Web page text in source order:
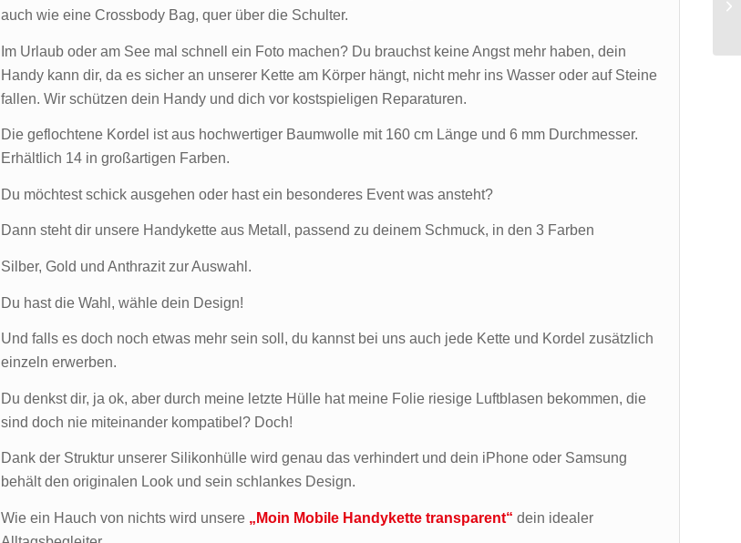
auch wie eine Crossbody Bag, quer über die Schulter.
Im Urlaub oder am See mal schnell ein Foto machen? Du brauchst keine Angst mehr haben, dein
Handy kann dir, da es sicher an unserer Kette am Körper hängt, nicht mehr ins Wasser oder auf Steine
fallen. Wir schützen dein Handy und dich vor kostspieligen Reparaturen.
Die geflochtene Kordel ist aus hochwertiger Baumwolle mit 160 cm Länge und 6 mm Durchmesser.
Erhältlich 14 in großartigen Farben.
Du möchtest schick ausgehen oder hast ein besonderes Event was ansteht?
Dann steht dir unsere Handykette aus Metall, passend zu deinem Schmuck, in den 3 Farben
Silber, Gold und Anthrazit zur Auswahl.
Du hast die Wahl, wähle dein Design!
Und falls es doch noch etwas mehr sein soll, du kannst bei uns auch jede Kette und Kordel zusätzlich
einzeln erwerben.
Du denkst dir, ja ok, aber durch meine letzte Hülle hat meine Folie riesige Luftblasen bekommen, die
sind doch nie miteinander kompatibel? Doch!
Dank der Struktur unserer Silikonhülle wird genau das verhindert und dein iPhone oder Samsung
behält den originalen Look und sein schlankes Design.
Wie ein Hauch von nichts wird unsere „Moin Mobile Handykette transparent“dein idealer